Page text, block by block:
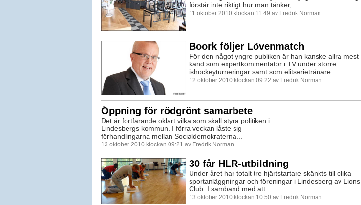
förstår inte riktigt hur man tänker, ...
11 oktober 2010 klockan 11:49 av Fredrik Norman
Boork följer Lövenmatch
För den något yngre publiken är han kanske allra mest
känd som expertkommentator i TV under större
ishockeyturneringar samt som elitserietränare...
12 oktober 2010 klockan 09:22 av Fredrik Norman
Öppning för rödgrönt samarbete
Det är fortfarande oklart vilka som skall styra politiken i
Lindesbergs kommun. I förra veckan låste sig
förhandlingarna mellan Socialdemokraterna...
13 oktober 2010 klockan 09:21 av Fredrik Norman
30 får HLR-utbildning
Under året har totalt tre hjärtstartare skänkts till olika
sportanläggningar och föreningar i Lindesberg av Lions
Club. I samband med att ...
13 oktober 2010 klockan 10:50 av Fredrik Norman